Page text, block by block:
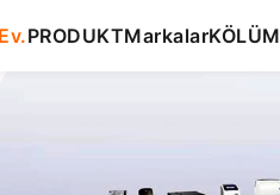
Ev.PRODUKTMarkalarKÖLÜM